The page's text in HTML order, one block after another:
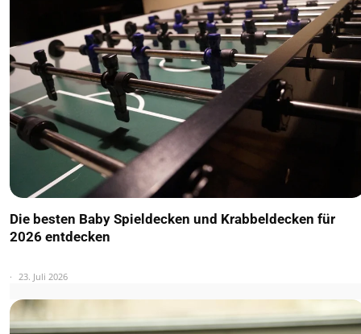
Die besten Baby Spieldecken und Krabbeldecken für
2026 entdecken
23. Juli 2026